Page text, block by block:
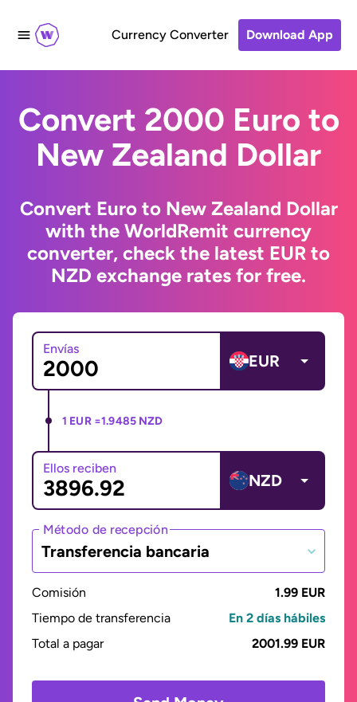
Currency Converter Download App
Convert 2000 Euro to
New Zealand Dollar
Convert Euro to New Zealand Dollar
with the WorldRemit currency
converter, check the latest EUR to
NZD exchange rates for free.
Envías
EUR
1 EUR =1.9485 NZD
Ellos reciben
NZD
Método de recepción
Transferencia bancaria
Comisión
1.99 EUR
Tiempo de transferencia
En 2 días hábiles
Total a pagar
2001.99 EUR